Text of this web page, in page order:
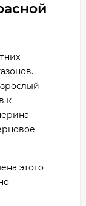
к
этого